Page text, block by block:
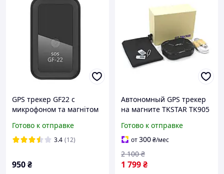
GPS трекер GF22 с
микрофоном та магнітом
Готово к отправке
3.4 (12)
950₴
Автономный GPS трекер
на магните TKSTAR TK905
тк905
Готово к отправке
от300₴/мес
1 799₴
2 100 ₴